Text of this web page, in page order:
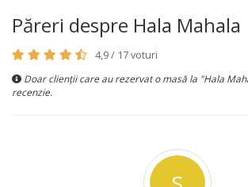
Păreri despre Hala Mahala
4,9 / 17 voturi
Doar clienții care au rezervat o masă la "Hala
recenzie.